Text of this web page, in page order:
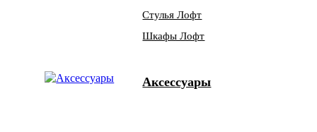
Стулья Лофт
Шкафы Лофт
Аксессуары